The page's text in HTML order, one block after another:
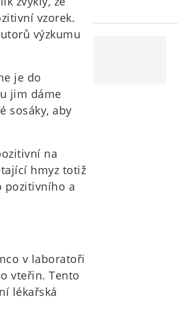
vzorek.
výzkumu
je do
jim dáme
sosáky, aby
na
hmyz totiž
pozitivního a
v laboratoři
vteřin. Tento
lékařská